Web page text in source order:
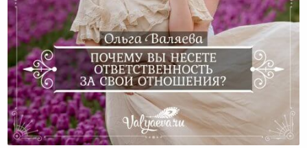
Почему вы несете ответственность за
свои отношения?